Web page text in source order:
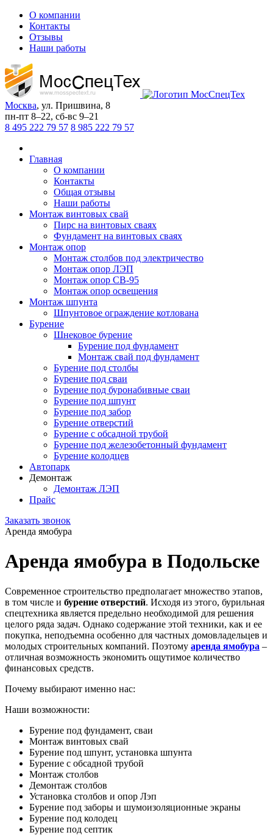
О компании
Контакты
Отзывы
Наши работы
Москва, ул. Пришвина, 8
пн-пт 8–22, сб-вс 9–21
8 495 222 79 57 8 985 222 79 57
Главная
О компании
Контакты
Общая отзывы
Наши работы
Монтаж винтовых свай
Пирс на винтовых сваях
Фундамент на винтовых сваях
Монтаж опор
Монтаж столбов под электричество
Монтаж опор ЛЭП
Монтаж опор СВ-95
Монтаж опор освещения
Монтаж шпунта
Шпунтовое ограждение котлована
Бурение
Шнековое бурение
Бурение под фундамент
Монтаж свай под фундамент
Бурение под столбы
Бурение под сваи
Бурение под буронабивные сваи
Бурение под шпунт
Бурение под забор
Бурение отверстий
Бурение с обсадной трубой
Бурение под железобетонный фундамент
Бурение колодцев
Автопарк
Демонтаж
Демонтаж ЛЭП
Прайс
Заказать звонок
Аренда ямобура
Аренда ямобура в Подольске
Современное строительство предполагает множество этапов,
в том числе и бурение отверстий. Исходя из этого, бурильная
спецтехника является предельно необходимой для решения
целого ряда задач. Однако содержание этой техники, как и ее
покупка, неподъемна особенно для частных домовладельцев и
молодых строительных компаний. Поэтому аренда ямобура –
отличная возможность экономить ощутимое количество
финансовых средств.
Почему выбирают именно нас:
Наши возможности:
Бурение под фундамент, сваи
Монтаж винтовых свай
Бурение под шпунт, установка шпунта
Бурение с обсадной трубой
Монтаж столбов
Демонтаж столбов
Установка столбов и опор Лэп
Бурение под заборы и шумоизоляционные экраны
Бурение под колодец
Бурение под септик